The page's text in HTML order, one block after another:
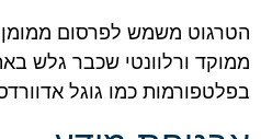
הטרגוט משמש לפרסום
ממוקד ורלוונטי שכבר גלש
בפלטפורמות כמו גוגל